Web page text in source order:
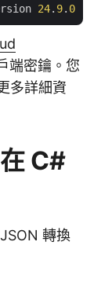
24. 9. 0
端密鑰。您
多詳細資
C#
轉換